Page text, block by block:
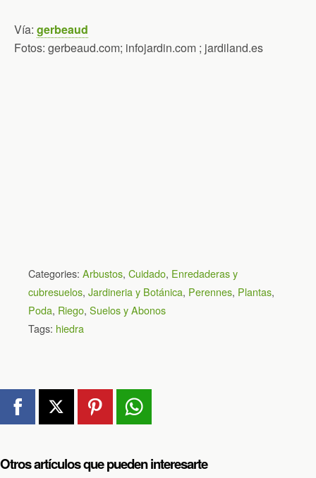
Vía: gerbeaud
Fotos: gerbeaud.com; infojardin.com ; jardiland.es
Categories: Arbustos, Cuidado, Enredaderas y
cubresuelos, Jardineria y Botánica, Perennes, Plantas,
Poda, Riego, Suelos y Abonos
Tags: hiedra
Otros artículos que pueden interesarte